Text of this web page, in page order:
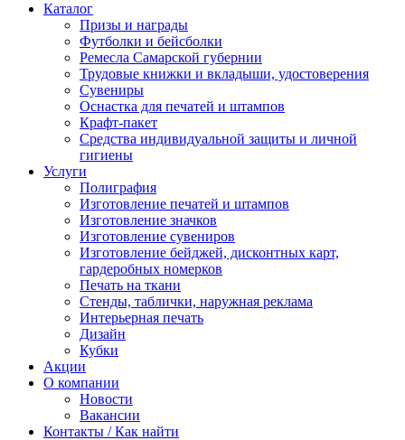
Каталог
Призы и награды
Футболки и бейсболки
Ремесла Самарской губернии
Трудовые книжки и вкладыши, удостоверения
Сувениры
Оснастка для печатей и штампов
Крафт-пакет
Средства индивидуальной защиты и личной
гигиены
Услуги
Полиграфия
Изготовление печатей и штампов
Изготовление значков
Изготовление сувениров
Изготовление бейджей, дисконтных карт,
гардеробных номерков
Печать на ткани
Стенды, таблички, наружная реклама
Интерьерная печать
Дизайн
Кубки
Акции
О компании
Новости
Вакансии
Контакты / Как найти